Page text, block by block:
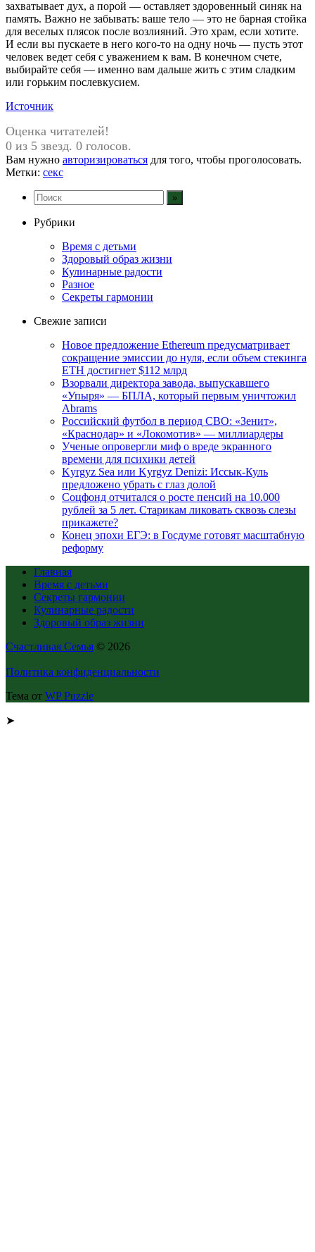
захватывает дух, а порой — оставляет здоровенный синяк на
память. Важно не забывать: ваше тело — это не барная стойка
для веселых плясок после возлияний. Это храм, если хотите.
И если вы пускаете в него кого-то на одну ночь — пусть этот
человек ведет себя с уважением к вам. В конечном счете,
выбирайте себя — именно вам дальше жить с этим сладким
или горьким послевкусием.
Источник
Оценка читателей!
0 из 5 звезд. 0 голосов.
Вам нужно авторизироваться для того, чтобы проголосовать.
Метки: секс
Рубрики
Время с детьми
Здоровый образ жизни
Кулинарные радости
Разное
Секреты гармонии
Свежие записи
Новое предложение Ethereum предусматривает
сокращение эмиссии до нуля, если объем стекинга
ETH достигнет $112 млрд
Взорвали директора завода, выпускавшего
«Упыря» — БПЛА, который первым уничтожил
Abrams
Российский футбол в период СВО: «Зенит»,
«Краснодар» и «Локомотив» — миллиардеры
Ученые опровергли миф о вреде экранного
времени для психики детей
Kyrgyz Sea или Kyrgyz Denizi: Иссык-Куль
предложено убрать с глаз долой
Соцфонд отчитался о росте пенсий на 10.000
рублей за 5 лет. Старикам ликовать сквозь слезы
прикажете?
Конец эпохи ЕГЭ: в Госдуме готовят масштабную
реформу
Главная
Время с детьми
Секреты гармонии
Кулинарные радости
Здоровый образ жизни
Счастливая Семья © 2026
Политика конфиденциальности
Тема от WP Puzzle
➤